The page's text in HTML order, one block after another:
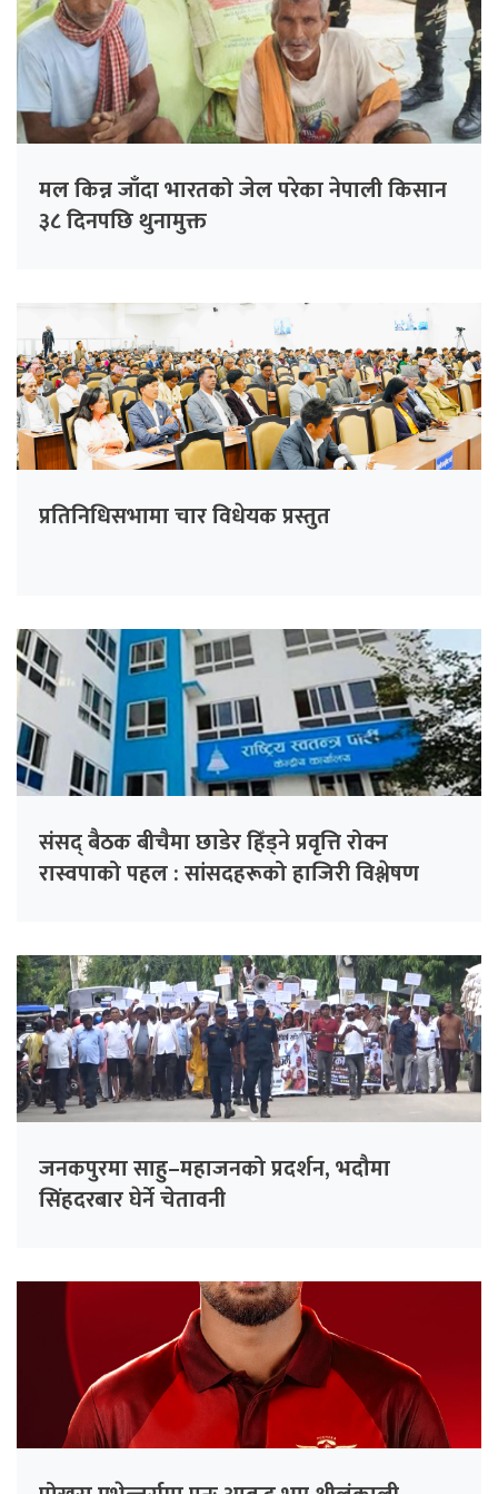
मल किन्न जाँदा भारतको जेल परेका नेपाली किसान
३८ दिनपछि थुनामुक्त
प्रतिनिधिसभामा चार विधेयक प्रस्तुत
संसद् बैठक बीचैमा छाडेर हिँड्ने प्रवृत्ति रोक्न
रास्वपाको पहल : सांसदहरूको हाजिरी विश्लेषण
जनकपुरमा साहु–महाजनको प्रदर्शन, भदौमा
सिंहदरबार घेर्ने चेतावनी